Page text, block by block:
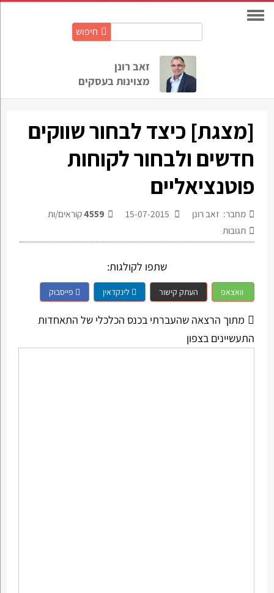
חיפוש
זאב רונן
מצוינות בעסקים
[מצגת] כיצד לבחור שווקים
חדשים ולבחור לקוחות
פוטנציאליים
מחבר: זאב רונן 4559קוראים/ות
תגובות
שתפו לקולגות:
וואצאפ העתק קישור לינקדאין פייסבוק
מתוך הרצאה שהעברתי בכנס הכלכלי של התאחדות
התעשיינים בצפון